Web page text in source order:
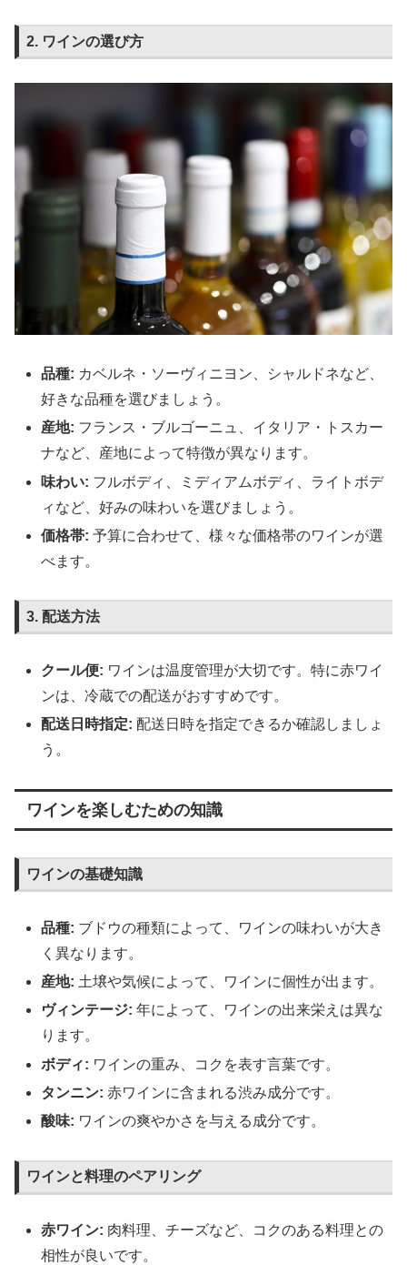
2. ワインの選び方
品種: カベルネ・ソーヴィニヨン、シャルドネなど、
好きな品種を選びましょう。
産地: フランス・ブルゴーニュ、イタリア・トスカー
ナなど、産地によって特徴が異なります。
味わい: フルボディ、ミディアムボディ、ライトボデ
ィなど、好みの味わいを選びましょう。
価格帯: 予算に合わせて、様々な価格帯のワインが選
べます。
3. 配送方法
クール便: ワインは温度管理が大切です。特に赤ワイ
ンは、冷蔵での配送がおすすめです。
配送日時指定: 配送日時を指定できるか確認しましょ
う。
ワインを楽しむための知識
ワインの基礎知識
品種: ブドウの種類によって、ワインの味わいが大き
く異なります。
産地: 土壌や気候によって、ワインに個性が出ます。
ヴィンテージ: 年によって、ワインの出来栄えは異な
ります。
ボディ: ワインの重み、コクを表す言葉です。
タンニン: 赤ワインに含まれる渋み成分です。
酸味: ワインの爽やかさを与える成分です。
ワインと料理のペアリング
赤ワイン: 肉料理、チーズなど、コクのある料理との
相性が良いです。